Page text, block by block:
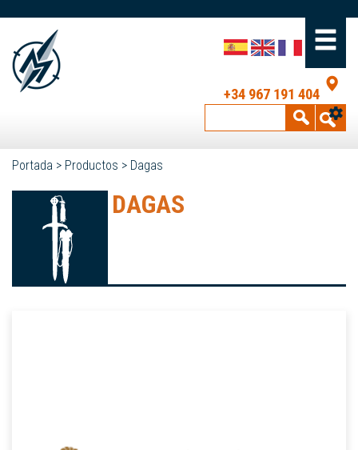
+34 967 191 404
Portada > Productos > Dagas
DAGAS